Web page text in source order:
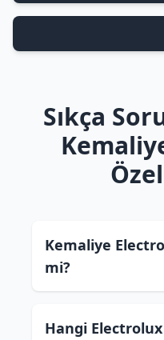
Sıkça
Kemaliye
mi?
Hangi